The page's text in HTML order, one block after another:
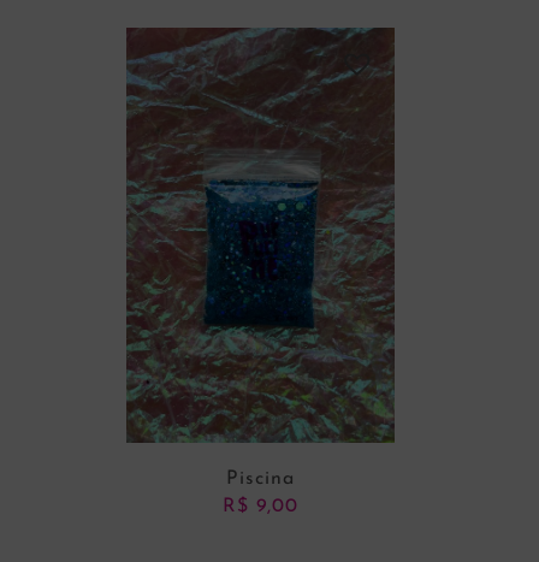
ADICIONAR AO CARRINHO
Piscina
R$ 9,00